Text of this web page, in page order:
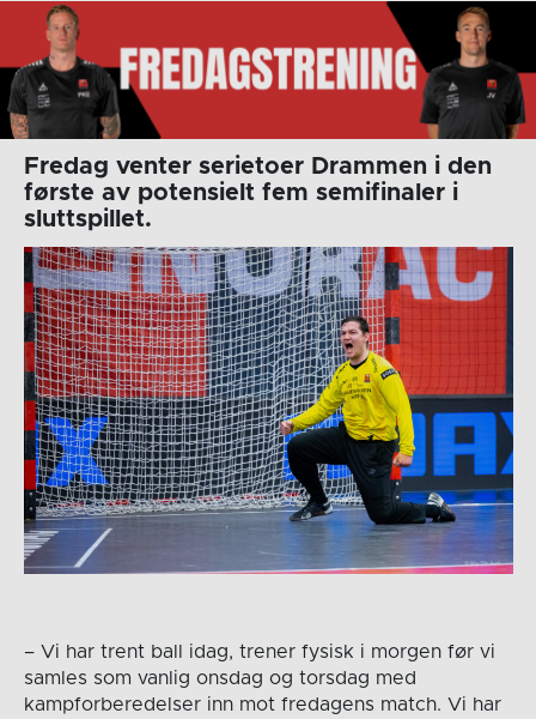
Fredag venter serietoer Drammen i den
første av potensielt fem semifinaler i
sluttspillet.
– Vi har trent ball idag, trener fysisk i morgen før vi
samles som vanlig onsdag og torsdag med
kampforberedelser inn mot fredagens match. Vi har